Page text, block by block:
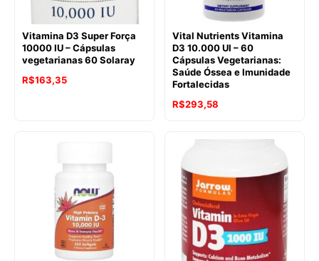
Vitamina D3 Super Força
10000 IU – Cápsulas
vegetarianas 60 Solaray
R$163,35
Vital Nutrients Vitamina
D3 10.000 UI – 60
Cápsulas Vegetarianas:
Saúde Óssea e Imunidade
Fortalecidas
R$293,58